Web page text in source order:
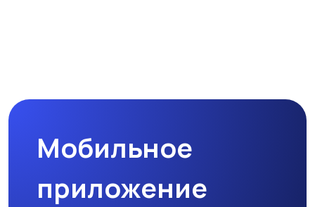
Мобильное
приложение